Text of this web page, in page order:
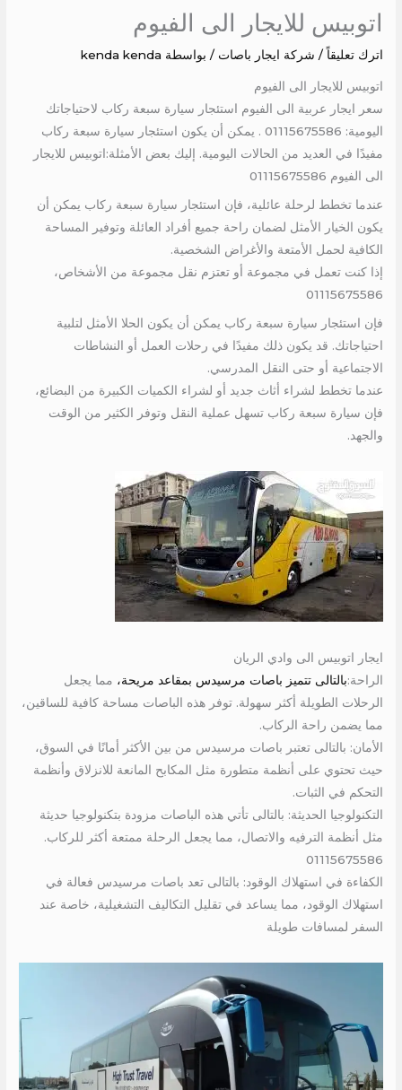
اتوبيس للايجار الى الفيوم
اترك تعليقاً / شركة ايجار باصات / بواسطة kenda kenda
اتوبيس للايجار الى الفيوم
سعر ايجار عربية الى الفيوم استئجار سيارة سبعة ركاب لاحتياجاتك
اليومية: 01115675586 . يمكن أن يكون استئجار سيارة سبعة ركاب
مفيدًا في العديد من الحالات اليومية. إليك بعض الأمثلة:اتوبيس للايجار
الى الفيوم 01115675586
عندما تخطط لرحلة عائلية، فإن استئجار سيارة سبعة ركاب يمكن أن
يكون الخيار الأمثل لضمان راحة جميع أفراد العائلة وتوفير المساحة
الكافية لحمل الأمتعة والأغراض الشخصية.
إذا كنت تعمل في مجموعة أو تعتزم نقل مجموعة من الأشخاص،
01115675586
فإن استئجار سيارة سبعة ركاب يمكن أن يكون الحلا الأمثل لتلبية
احتياجاتك. قد يكون ذلك مفيدًا في رحلات العمل أو النشاطات
الاجتماعية أو حتى النقل المدرسي.
عندما تخطط لشراء أثاث جديد أو لشراء الكميات الكبيرة من البضائع،
فإن سيارة سبعة ركاب تسهل عملية النقل وتوفر الكثير من الوقت
والجهد.
ايجار اتوبيس الى وادي الريان
الراحة:بالتالى تتميز باصات مرسيدس بمقاعد مريحة، مما يجعل
الرحلات الطويلة أكثر سهولة. توفر هذه الباصات مساحة كافية للساقين،
مما يضمن راحة الركاب.
الأمان: بالتالى تعتبر باصات مرسيدس من بين الأكثر أمانًا في السوق،
حيث تحتوي على أنظمة متطورة مثل المكابح المانعة للانزلاق وأنظمة
التحكم في الثبات.
التكنولوجيا الحديثة: بالتالى تأتي هذه الباصات مزودة بتكنولوجيا حديثة
مثل أنظمة الترفيه والاتصال، مما يجعل الرحلة ممتعة أكثر للركاب.
01115675586
الكفاءة في استهلاك الوقود: بالتالى تعد باصات مرسيدس فعالة في
استهلاك الوقود، مما يساعد في تقليل التكاليف التشغيلية، خاصة عند
السفر لمسافات طويلة